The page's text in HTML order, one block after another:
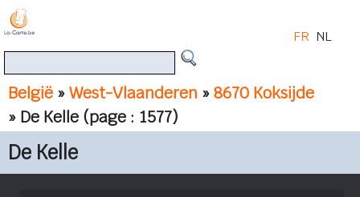
België »West-Vlaanderen »8670 Koksijde
» De Kelle (page : 1577)
FR NL
De Kelle